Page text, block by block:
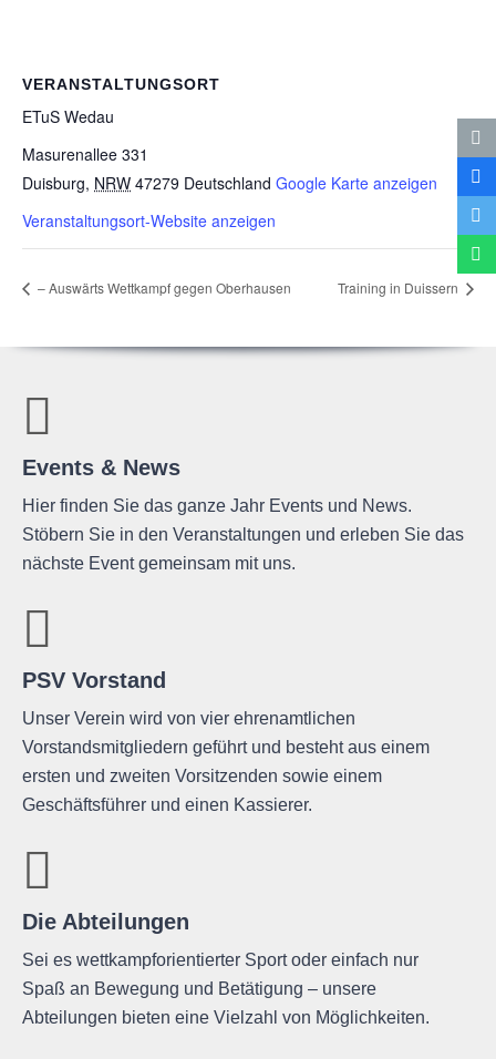
VERANSTALTUNGSORT
ETuS Wedau
Masurenallee 331
Duisburg, NRW 47279 Deutschland Google Karte anzeigen
Veranstaltungsort-Website anzeigen
– Aus­wärts Wett­kampf gegen Oberhausen Trai­ning in Duissern
Events & News
Hier finden Sie das ganze Jahr Events und News.
Stöbern Sie in den Veranstaltungen und erleben Sie das
nächste Event gemeinsam mit uns.
PSV Vorstand
Unser Verein wird von vier ehrenamtlichen
Vorstandsmitgliedern geführt und besteht aus einem
ersten und zweiten Vorsitzenden sowie einem
Geschäftsführer und einen Kassierer.
Die Abteilungen
Sei es wettkampforientierter Sport oder einfach nur
Spaß an Bewegung und Betätigung – unsere
Abteilungen bieten eine Vielzahl von Möglichkeiten.